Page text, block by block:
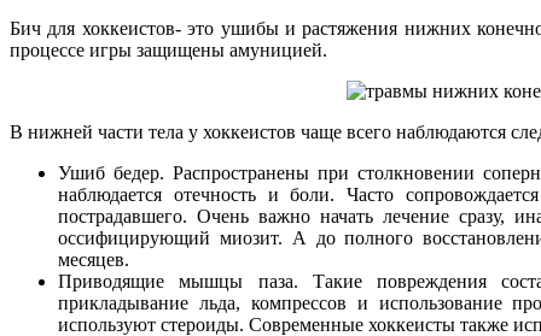
Бич для хоккеистов- это ушибы и растяжения нижних
процессе игры защищены амуницией.
В нижней части тела у хоккеистов чаще всего наблюдаются
Ушиб бедер. Распространены при столкновении
наблюдается отечность и боли. Часто
пострадавшего. Очень важно начать лечение сразу,
оссифицирующий миозит. А до полного
месяцев.
Приводящие мышцы паза. Такие повреждения
прикладывание льда, компрессов и использование
используют стероиды. Современные хоккеисты также